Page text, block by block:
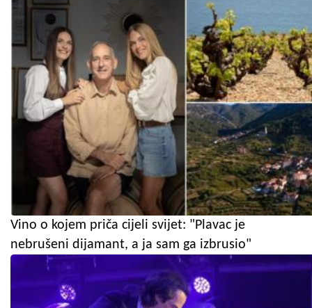
Vino o kojem priča cijeli svijet: "Plavac je
nebrušeni dijamant, a ja sam ga izbrusio"